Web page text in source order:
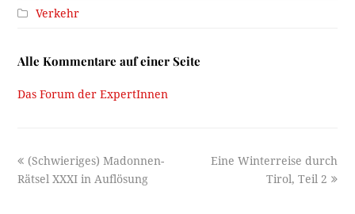
Verkehr
Alle Kommentare auf einer Seite
Das Forum der ExpertInnen
previous
post:
(Schwieriges) Madonnen-
Rätsel XXXI in Auflösung
next
Eine Winterreise durch
Tirol, Teil 2